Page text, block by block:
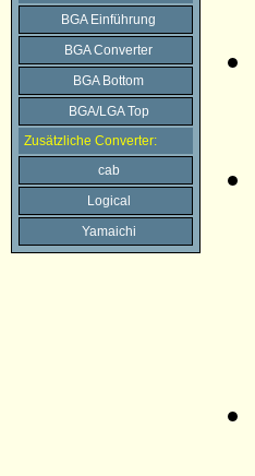
BGA Einführung
BGA Converter
BGA Bottom
BGA/LGA Top
Zusätzliche Converter:
cab
Logical
Yamaichi